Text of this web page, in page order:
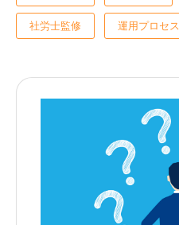
社労士監修 運用プロセス